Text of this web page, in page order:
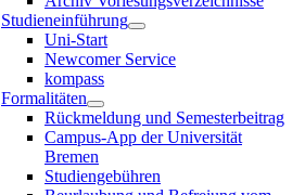
Studieneinführung
Uni-Start
Newcomer Service
kompass
Formalitäten
Rückmeldung und Semesterbeitrag
Campus-App der Universität
Bremen
Studiengebühren